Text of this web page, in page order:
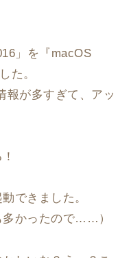
」を『macOS
た。
報が多すぎて、アッ
できました。
多かったので……）